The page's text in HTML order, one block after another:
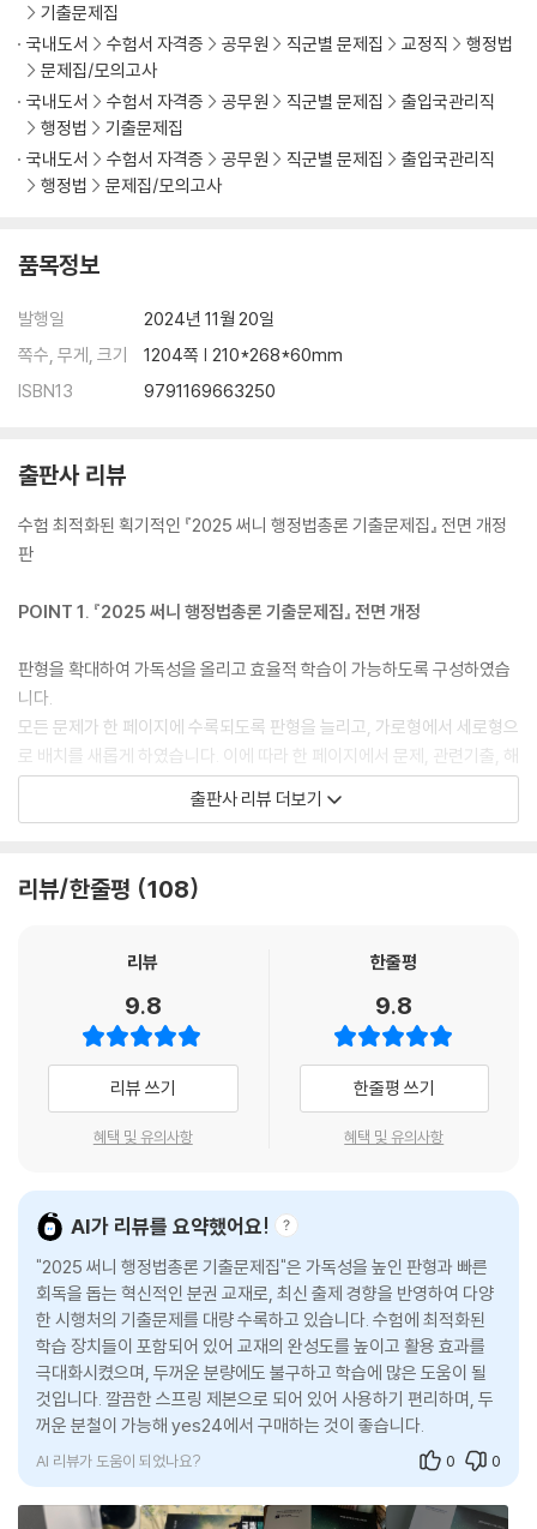
제3편 행정절차, 행정공개
제20강 행정절차법(총칙 등)
제1절 행정절차법
제21강 행정절차법(처분 등)
제1절 처분절차
제23강 행정의 실효성 확보수단의 개설
제2절 대집행
제3절 이행강제금(집행벌)
제5절 행정상 강제징수
제25강 행정상 즉시강제와 행정조사
제2절 행정조사
제1절 행정벌
제2절 행정형벌의 특수성
제3절 행정질서벌의 특수성
제5편 행정구제 1(행정상 손해전보)
제1절 공무원의 직무행위로 인한 손해배상책임의 요건
제3절 국가와 지방자치단체의 자동차손해배상책임
제1절 영조물의 설치ㆍ관리상의 하자로 인한 손해배상
제2절 손해배상청구권
제30강 행정상 손실보상 1(손실보상청구권의 요건)
제1절 행정상 손실보상
제31강 행정상 손실보상 2(손실보상의 기준과 내용 등)
제3절 손실보상의 절차와 불복
제32강 손해전보를 위한 그 밖의 제도 등
제2절 행정상의 결과제거청구
제6편 행정구제 2(행정쟁송)
제33강 행정심판의 개관 등
제1절 행정심판의 개관
제2절 행정심판의 당사자 등
제3절 행정심판위원회
제34강 행정심판절차 등
기출문제집
국내도서
수험서 자격증 공무원 직군별 문제집 교정직
행정법
문제집/모의고사
국내도서
수험서 자격증 공무원 직군별 문제집
출입국관리직
행정법
기출문제집
국내도서
수험서 자격증 공무원 직군별 문제집
출입국관리직
행정법
문제집/모의고사
품목정보
발행일
2024년 11월 20일
쪽수, 무게, 크기
1204쪽 | 210*268*60mm
ISBN13
9791169663250
출판사 리뷰
수험 최적화된 획기적인 『2025 써니 행정법총론 기출문제집』 전면 개정
판
POINT 1. 『2025 써니 행정법총론 기출문제집』 전면 개정
판형을 확대하여 가독성을 올리고 효율적 학습이 가능하도록 구성하였습
니다.
모든 문제가 한 페이지에 수록되도록 판형을 늘리고, 가로형에서 세로형으
로 배치를 새롭게 하였습니다. 이에 따라 한 페이지에서 문제, 관련기출, 해
설까지 한눈에 파악할 수 있어 효율적인 학습이 가능합니다.
필수 기출문제를 ‘필수편’에서 1회독 후 ‘완성편’에서 2회독이 가능하도록
기출문제집 한 권으로 다양한 활용과 학습이 가능하도록 하였습니다.
필수편에서 1회독, 완성편에서 2회독 후 플러스 기출 모의고사를 통해 실
력을 점검하고, 기출 온라인 모의고사를 통해 총 4단계로 다양한 활용과
학습이 가능하도록 구성하였습니다.
POINT 2. 실력을 키워주는 내용의 충실화 & 다양한 학습 장치
18년간(2007~2024년) 필수 기출문제 수록하였습니다.
18개년의 주요 기출문제 중 논점이 반복 출제되거나 지금은 거의 출제되
지 않는 오래된 문제는 삭제하거나 선택지를 ‘관련기출’ 또는 ‘플러스 기출
모의고사’로 이동함으로써 꼭 필요한 문제 위주로 본문을 구성하였고, 모
든 선택지별로 보다 이해하기 쉽게 풍부한 설명을 추가하였습니다.
문제 해결의 어려움을 상·중·하로 구분하여 난도를 표시하였으며, 세 번 이
출판사 리뷰 더보기
리뷰/한줄평 108
리뷰
9.8
리뷰 쓰기
혜택 및 유의사항
한줄평
9.8
한줄평 쓰기
혜택 및 유의사항
AI가 리뷰를 요약했어요!
"2025 써니 행정법총론 기출문제집"은 가독성을 높인 판형과 빠른
회독을 돕는 혁신적인 분권 교재로, 최신 출제 경향을 반영하여 다양
한 시행처의 기출문제를 대량 수록하고 있습니다. 수험에 최적화된
학습 장치들이 포함되어 있어 교재의 완성도를 높이고 활용 효과를
극대화시켰으며, 두꺼운 분량에도 불구하고 학습에 많은 도움이 될
것입니다. 깔끔한 스프링 제본으로 되어 있어 사용하기 편리하며, 두
꺼운 분철이 가능해 yes24에서 구매하는 것이 좋습니다.
AI 리뷰가 도움이 되었나요? 0 0